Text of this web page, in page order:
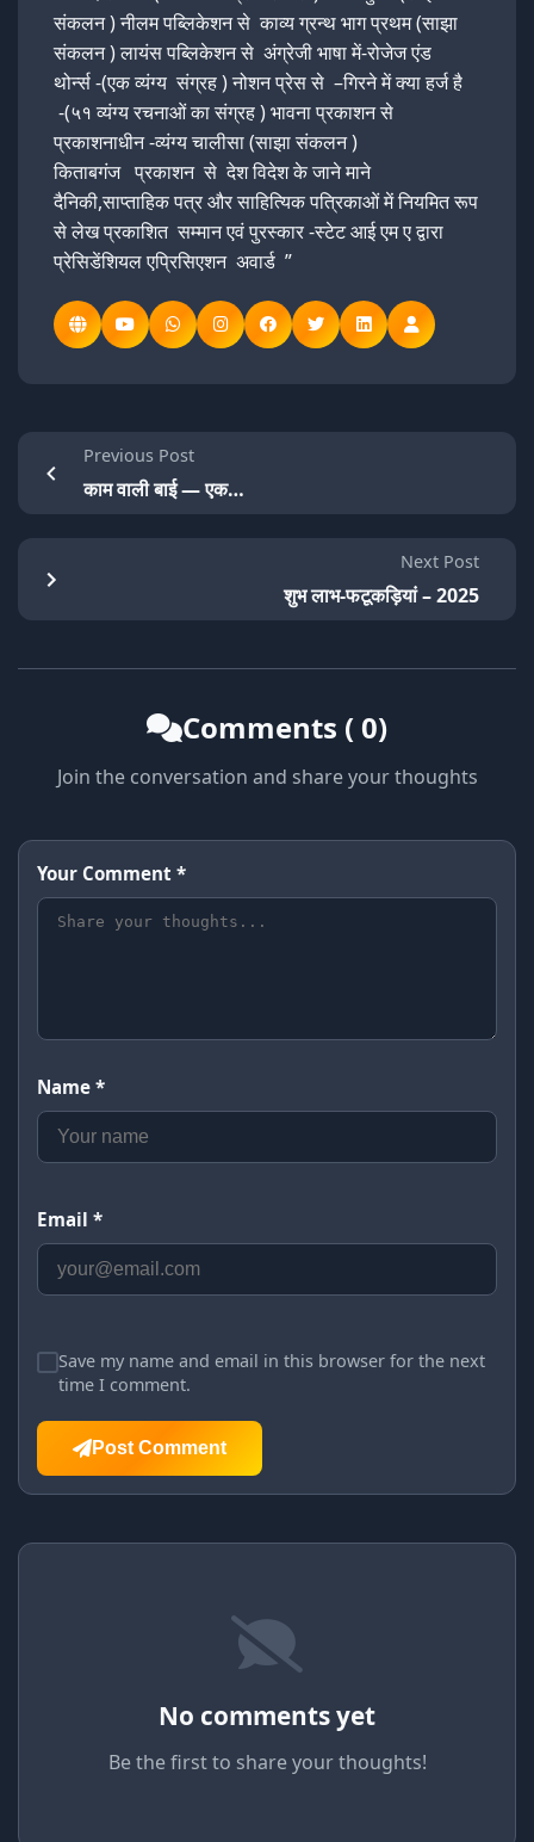
संकलन ) नीलम पब्लिकेशन से काव्य ग्रन्थ भाग प्रथम (साझा
संकलन ) लायंस पब्लिकेशन से अंग्रेजी भाषा में-रोजेज एंड
थोर्न्स -(एक व्यंग्य संग्रह ) नोशन प्रेस से –गिरने में क्या हर्ज है
-(५१ व्यंग्य रचनाओं का संग्रह ) भावना प्रकाशन से
प्रकाशनाधीन -व्यंग्य चालीसा (साझा संकलन )
किताबगंज प्रकाशन से देश विदेश के जाने माने
दैनिकी,साप्ताहिक पत्र और साहित्यिक पत्रिकाओं में नियमित रूप
से लेख प्रकाशित सम्मान एवं पुरस्कार -स्टेट आई एम ए द्वारा
प्रेसिडेंशियल एप्रिसिएशन अवार्ड ”
Previous Post
काम वाली बाई — एक…
Next Post
शुभ लाभ-फटूकड़ियां – 2025
Comments ( 0)
Join the conversation and share your thoughts
Your Comment *
Name *
Email *
Save my name and email in this browser for the next
time I comment.
Post Comment
No comments yet
Be the first to share your thoughts!